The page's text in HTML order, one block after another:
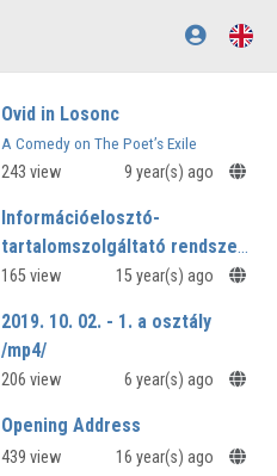
Ovid in Losonc
A Comedy on The Poet’s Exile
243 view 9 year(s) ago
Információelosztó-
tartalomszolgáltató rendszer
szolgáltatásainak fejlesztése
165 view 15 year(s) ago
2019. 10. 02. - 1. a osztály
/mp4/
Ricz Anna tanító néni tanítványai -
206 view 6 year(s) ago
Opening Address
439 view 16 year(s) ago